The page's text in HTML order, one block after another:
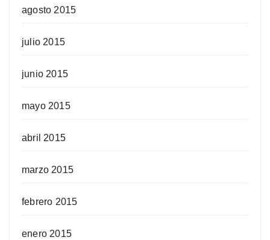
agosto 2015
julio 2015
junio 2015
mayo 2015
abril 2015
marzo 2015
febrero 2015
enero 2015